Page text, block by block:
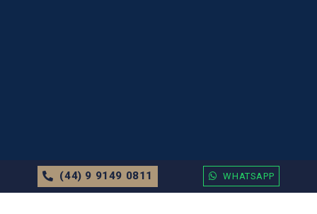
(44) 9 9149 0811 WHATSAPP